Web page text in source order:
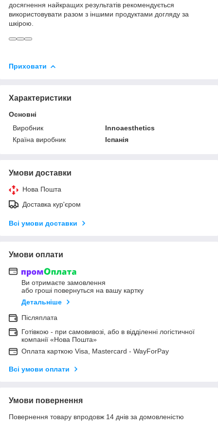
досягнення найкращих результатів рекомендується
використовувати разом з іншими продуктами догляду за
шкірою.
Приховати
Характеристики
Основні
Виробник
Innoaesthetics
Країна виробник
Іспанія
Умови доставки
Нова Пошта
Доставка кур'єром
Всі умови доставки
Умови оплати
Ви отримаєте замовлення
або гроші повернуться на вашу картку
Детальніше
Післяплата
Готівкою - при самовивозі, або в відділенні логістичної
компанії «Нова Пошта»
Оплата карткою Visa, Mastercard - WayForPay
Всі умови оплати
Умови повернення
Повернення товару впродовж 14 днів за домовленістю